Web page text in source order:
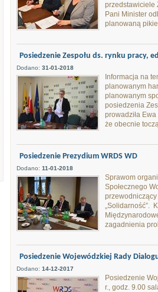
przedstawiciele
Pani Minister
planowaną
Posiedzenie Zespołu ds. rynku pracy,
Dodano: 31-01-2018
Informacja na
planowanym
planowanym
posiedzenia
prowadziła
że obecnie
Posiedzenie Prezydium WRDS WD
Dodano: 11-01-2018
Sprawom
Społecznego
„Solidarność”.
zagadnienia
Posiedzenie Wojewódzkiej Rady
Dodano: 14-12-2017
Posiedzenie
r., godz. 9.00